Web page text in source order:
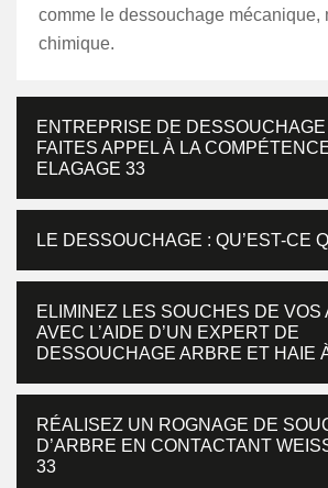
comme le dessouchage mécanique,
chimique.
ENTREPRISE DE
FAITES APPEL À LA
ELAGAGE 33
LE DESSOUCHAGE : QU’EST-CE
ELIMINEZ LES SOUCHES DE VOS
AVEC L’AIDE D’UN EXPERT DE
DESSOUCHAGE ARBRE ET HAIE
RÉALISEZ UN ROGNAGE DE
D’ARBRE EN CONTACTANT
33